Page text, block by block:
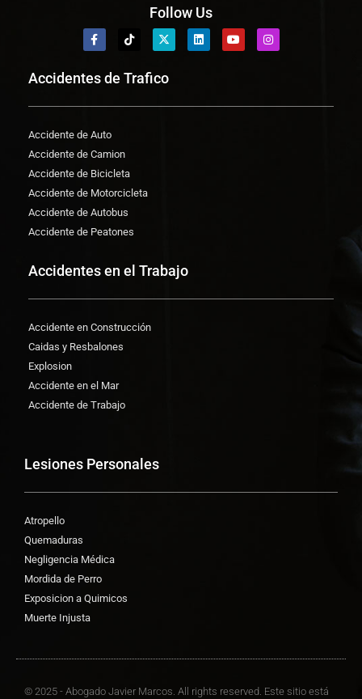
Follow Us
Accidentes de Trafico
Accidente de Auto
Accidente de Camion
Accidente de Bicicleta
Accidente de Motorcicleta
Accidente de Autobus
Accidente de Peatones
Accidentes en el Trabajo
Accidente en Construcción
Caidas y Resbalones
Explosion
Accidente en el Mar
Accidente de Trabajo
Lesiones Personales
Atropello
Quemaduras
Negligencia Médica
Mordida de Perro
Exposicion a Quimicos
Muerte Injusta
© 2025 - Abogado Javier Marcos. All rights reserved. Este sitio está